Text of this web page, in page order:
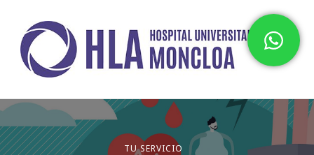
Hospital HLA Universitario
Moncloa
TU SERVICIO